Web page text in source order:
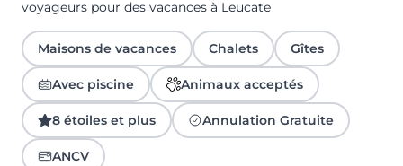
voyageurs pour des vacances à Leucate
Maisons de vacances Chalets Gîtes
Avec piscine Animaux acceptés
8 étoiles et plus Annulation Gratuite
ANCV